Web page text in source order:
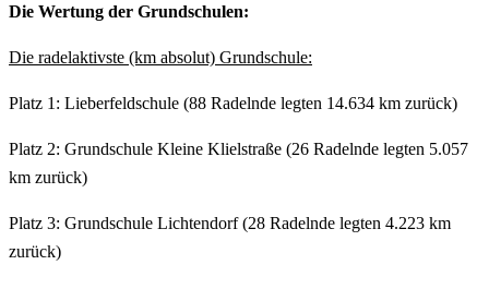
Die Wertung der Grundschulen:
Die radelaktivste (km absolut) Grundschule:
Platz 1: Lieberfeldschule (88 Radelnde legten 14.634 km zurück)
Platz 2: Grundschule Kleine Klielstraße (26 Radelnde legten 5.057
km zurück)
Platz 3: Grundschule Lichtendorf (28 Radelnde legten 4.223 km
zurück)